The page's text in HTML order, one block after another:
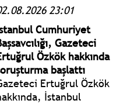
yönetmelik,
ve tebliğler
edebilirsiniz.
23:01
Cumhuriyet
Gazeteci
Özkök hakkında
başlattı
Ertuğrul Özkök
İstanbul